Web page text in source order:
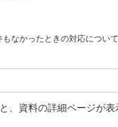
なかったときの対応につい
、資料の詳細ページが表